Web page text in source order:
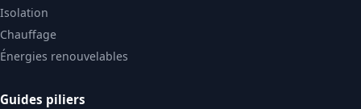
Isolation
Chauffage
Énergies renouvelables
Guides piliers